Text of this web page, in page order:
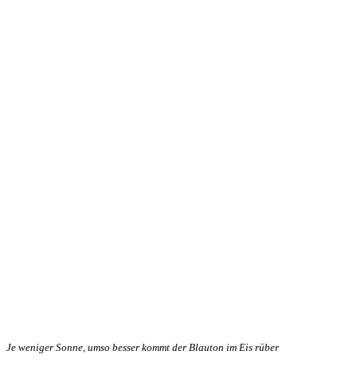
Je weniger Sonne, umso besser kommt der Blauton im Eis rüber